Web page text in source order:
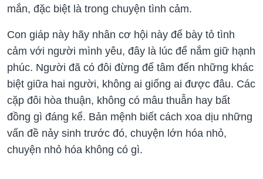
mắn, đặc biệt là trong chuyện tình cảm.
Con giáp này hãy nhân cơ hội này để bày tỏ tình
cảm với người mình yêu, đây là lúc để nắm giữ hạnh
phúc. Người đã có đôi đừng để tâm đến những khác
biệt giữa hai người, không ai giống ai được đâu. Các
cặp đôi hòa thuận, không có mâu thuẫn hay bất
đồng gì đáng kể. Bản mệnh biết cách xoa dịu những
vấn đề nảy sinh trước đó, chuyện lớn hóa nhỏ,
chuyện nhỏ hóa không có gì.